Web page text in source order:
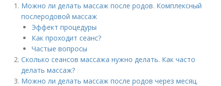
Можно ли делать массаж после родов. Комплексный
послеродовой массаж
Эффект процедуры
Как проходит сеанс?
Частые вопросы
Сколько сеансов массажа нужно делать. Как часто
делать массаж?
Можно ли делать массаж после родов через месяц.